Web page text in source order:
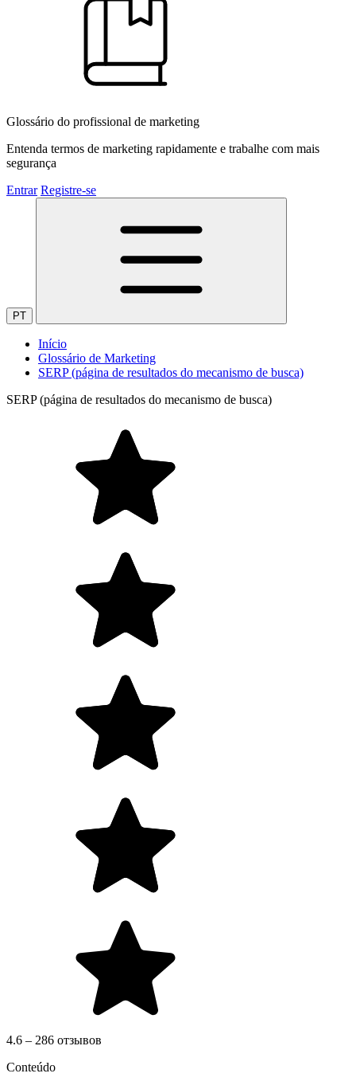
Glossário do profissional de marketing
Entenda termos de marketing rapidamente e trabalhe com mais
segurança
Entrar Registre-se
PT
Início
Glossário de Marketing
SERP (página de resultados do mecanismo de busca)
SERP (página de resultados do mecanismo de busca)
4.6 – 286 отзывов
Conteúdo